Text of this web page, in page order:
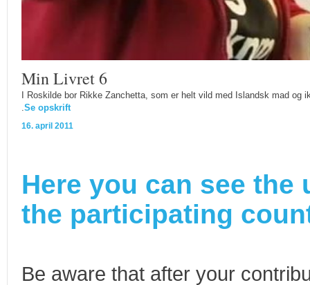
Min Livret 6
I Roskilde bor Rikke Zanchetta, som er helt vild med Islandsk mad og
.Se opskrift
16. april 2011
Here you can see
the participating
Be aware that after your